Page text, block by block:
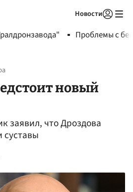
Новости
Проблемы с
новый
заявил, что Дроздова
суставы